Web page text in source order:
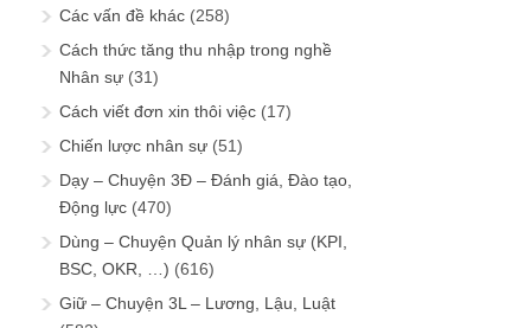
Các vấn đề khác (258)
Cách thức tăng thu nhập trong nghề
Nhân sự (31)
Cách viết đơn xin thôi việc (17)
Chiến lược nhân sự (51)
Dạy – Chuyện 3Đ – Đánh giá, Đào tạo,
Động lực (470)
Dùng – Chuyện Quản lý nhân sự (KPI,
BSC, OKR, …) (616)
Giữ – Chuyện 3L – Lương, Lậu, Luật